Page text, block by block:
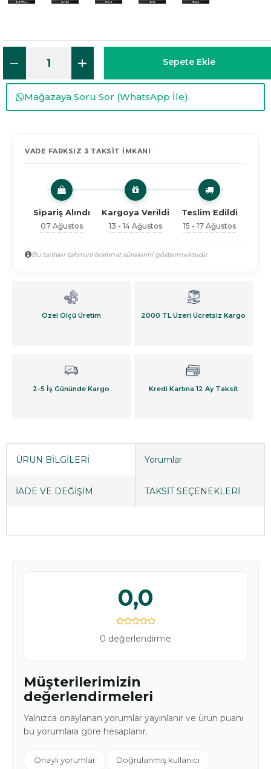
Sepete Ekle
Mağazaya Soru Sor (WhatsApp İle)
VADE FARKSIZ 3 TAKSİT İMKANI
Sipariş Alındı
07 Ağustos
Kargoya Verildi
13 - 14 Ağustos
Teslim Edildi
15 - 17 Ağustos
Bu tarihler tahmini teslimat sürelerini göstermektedir.
Özel Ölçü Üretim 2000 TL Üzeri Ücretsiz Kargo
2-5 İşGününde Kargo Kredi Kartına12 Ay Taksit
ÜRÜN BİLGİLERİ Yorumlar
İADE VE DEĞİŞİM TAKSİT SEÇENEKLERİ
0,0
0 değerlendirme
Müşterilerimizin
değerlendirmeleri
Yalnızca onaylanan yorumlar yayınlanır ve ürün puanı
bu yorumlara göre hesaplanır.
Onaylı yorumlar Doğrulanmış kullanıcı